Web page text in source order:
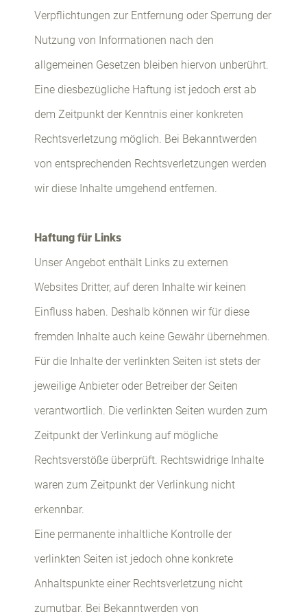
Verpflichtungen zur Entfernung oder Sperrung der
Nutzung von Informationen nach den
allgemeinen Gesetzen bleiben hiervon unberührt.
Eine diesbezügliche Haftung ist jedoch erst ab
dem Zeitpunkt der Kenntnis einer konkreten
Rechtsverletzung möglich. Bei Bekanntwerden
von entsprechenden Rechtsverletzungen werden
wir diese Inhalte umgehend entfernen.
Haftung für Links
Unser Angebot enthält Links zu externen
Websites Dritter, auf deren Inhalte wir keinen
Einfluss haben. Deshalb können wir für diese
fremden Inhalte auch keine Gewähr übernehmen.
Für die Inhalte der verlinkten Seiten ist stets der
jeweilige Anbieter oder Betreiber der Seiten
verantwortlich. Die verlinkten Seiten wurden zum
Zeitpunkt der Verlinkung auf mögliche
Rechtsverstöße überprüft. Rechtswidrige Inhalte
waren zum Zeitpunkt der Verlinkung nicht
erkennbar.
Eine permanente inhaltliche Kontrolle der
verlinkten Seiten ist jedoch ohne konkrete
Anhaltspunkte einer Rechtsverletzung nicht
zumutbar. Bei Bekanntwerden von